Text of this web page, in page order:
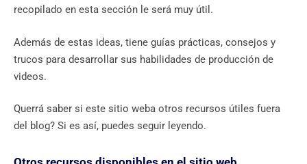
recopilado en esta sección le será muy útil.
Además de estas ideas, tiene guías prácticas, consejos y
trucos para desarrollar sus habilidades de producción de
videos.
Querrá saber si este sitio weba otros recursos útiles fuera
del blog? Si es así, puedes seguir leyendo.